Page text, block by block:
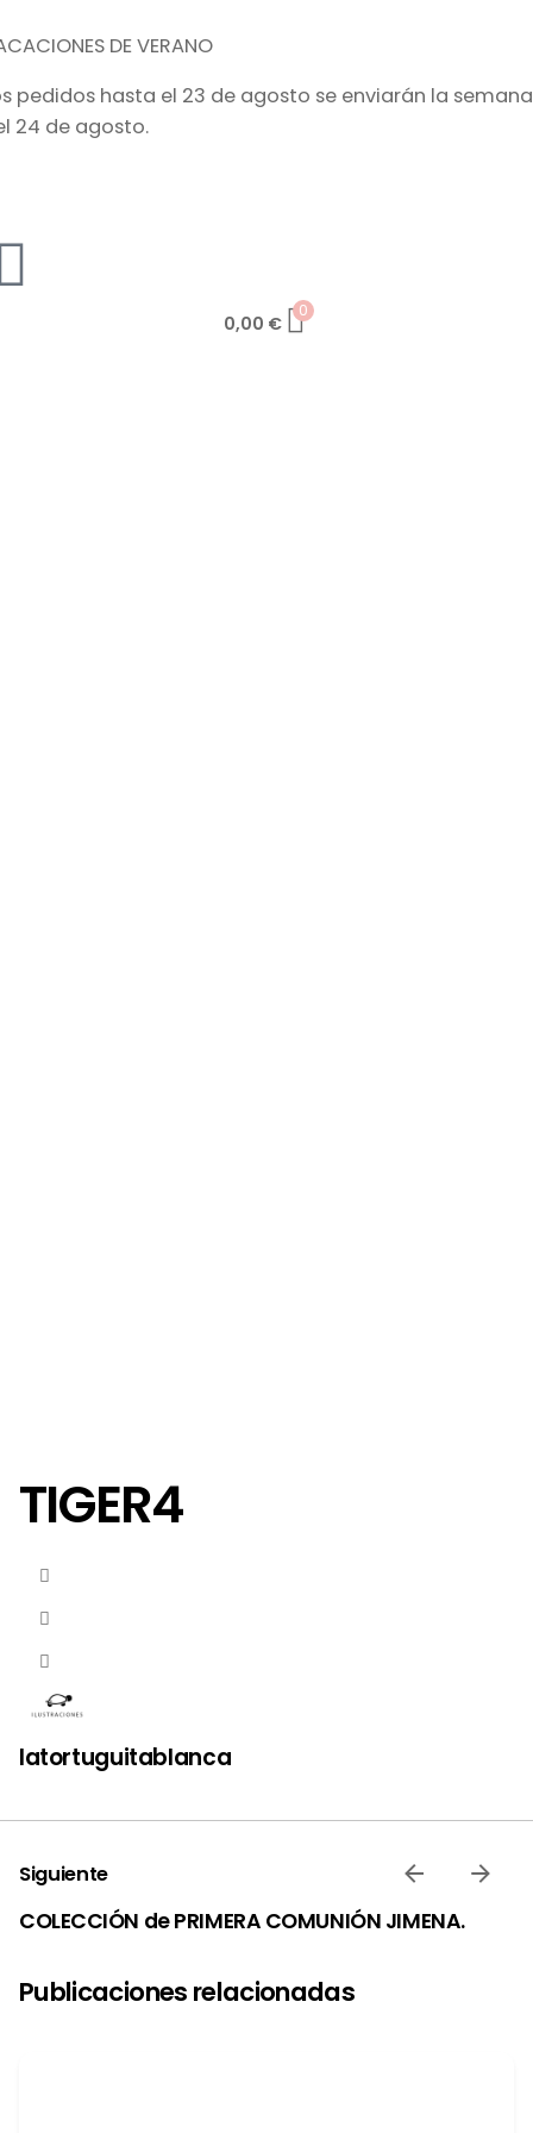
DE VERANO
pedidos hasta el 23 de agosto se enviarán la semana
24 de agosto.
0,00 €
0
TIGER4
latortuguitablanca
Siguiente
COLECCIÓN de PRIMERA COMUNIÓN JIMENA.
Publicaciones relacionadas